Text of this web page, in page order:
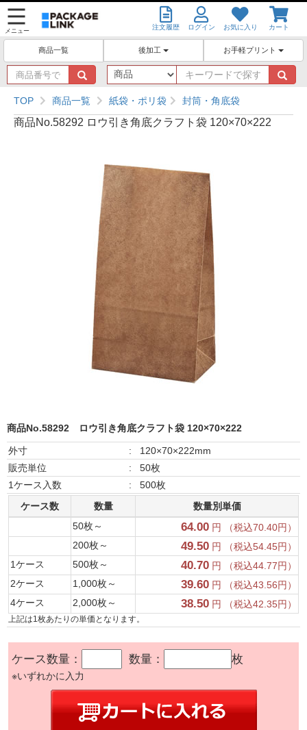
メニュー 注文履歴 ログイン お気に入り カート
商品一覧 後加工 お手軽プリント
商
品
番
号
で
キ
ー
ワ
ー
ド
TOP 商品一覧 紙袋・ポリ袋 封筒・角底袋
商品No.58292 ロウ引き角底クラフト袋 120×70×222
商品No.58292 ロウ引き角底クラフト袋 120×70×222
外寸 :
120×70×222mm
販売単位
:
50枚
1ケース入数
:
500枚
ケース数
数量
数量別単価
50枚～
64.00 円 （税込70.40円）
200枚～
49.50 円 （税込54.45円）
1ケース
500枚～ 40.70 円 （税込44.77円）
2ケース
1,000枚～ 39.60 円 （税込43.56円）
4ケース
2,000枚～ 38.50 円 （税込42.35円）
上記は1枚あたりの単価となります。
ケース数量： 数量： 枚
※いずれかに入力